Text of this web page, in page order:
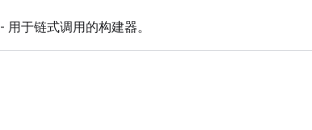
- 用于链式调用的构建器。